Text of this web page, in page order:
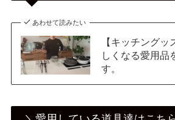
あわせて読みたい
【キッチング
しくなる愛用品
す。